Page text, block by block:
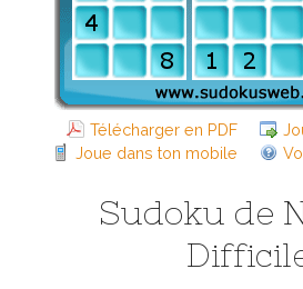
Télécharger en PDF
Joue dans ton mobile
Sudoku de